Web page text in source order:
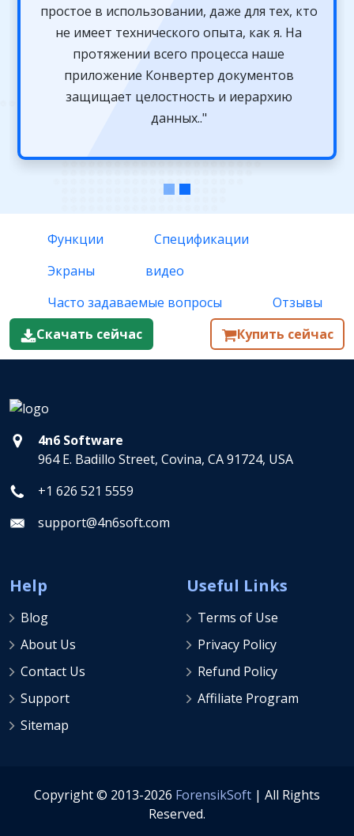
простое в использовании, даже для тех, кто
не имеет технического опыта, как я. На
протяжении всего процесса наше
приложение Конвертер документов
защищает целостность и иерархию
данных.."
Функции
Спецификации
Экраны
видео
Часто задаваемые вопросы
Отзывы
Скачать сейчас
Купить сейчас
4n6 Software
964 E. Badillo Street, Covina, CA 91724, USA
+1 626 521 5559
support@4n6soft.com
Help
Blog
About Us
Contact Us
Support
Sitemap
Useful Links
Terms of Use
Privacy Policy
Refund Policy
Affiliate Program
Copyright © 2013-2026 ForensikSoft | All Rights
Reserved.